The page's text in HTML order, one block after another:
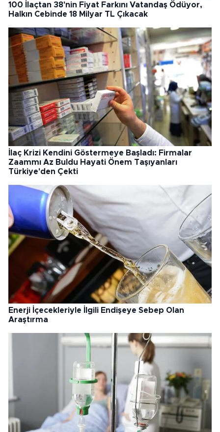
100 İlaçtan 38'nin Fiyat Farkını Vatandaş Ödüyor,
Halkın Cebinde 18 Milyar TL Çıkacak
İlaç Krizi Kendini Göstermeye Başladı: Firmalar
Zaammı Az Buldu Hayati Önem Taşıyanları
Türkiye'den Çekti
Enerji İçecekleriyle İlgili Endişeye Sebep Olan
Araştırma